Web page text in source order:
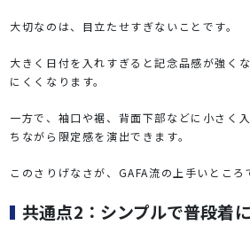
大切なのは、目立たせすぎないことです。
大きく日付を入れすぎると記念品感が強く
にくくなります。
一方で、袖口や裾、背面下部などに小さく
ちながら限定感を演出できます。
このさりげなさが、GAFA流の上手いところ
共通点2：シンプルで普段着